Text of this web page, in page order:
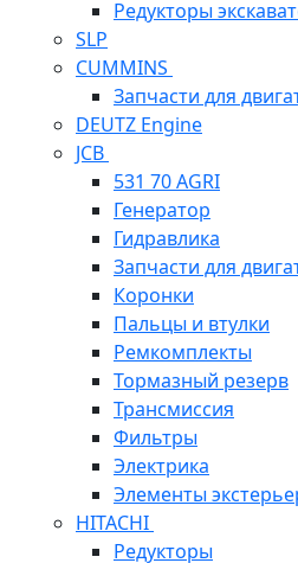
Редукторы
SLP
CUMMINS
Запчасти для
DEUTZ Engine
JCB
531 70 AGRI
Генератор
Гидравлика
Запчасти для
Коронки
Пальцы и втулки
Ремкомплекты
Тормазный резерв
Трансмиссия
Фильтры
Электрика
Элементы
HITACHI
Редукторы